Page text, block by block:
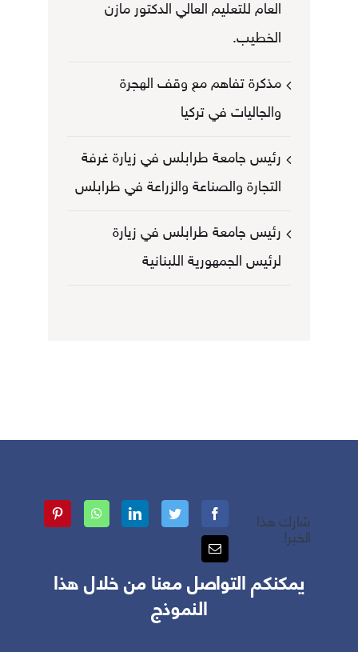
العام للتعليم العالي الدكتور مازن
الخطيب.
مذكرة تفاهم مع وقف الهجرة
والجاليات في تركيا
رئيس جامعة طرابلس في زيارة غرفة
التجارة والصناعة والزراعة في طرابلس
رئيس جامعة طرابلس في زيارة
لرئيس الجمهورية اللبنانية
شارك هذا
الخبر!
يمكنكم التواصل معنا من خلال هذا
النموذج